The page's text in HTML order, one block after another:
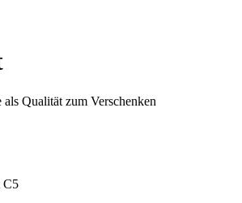
als Qualität zum Verschenken
C5